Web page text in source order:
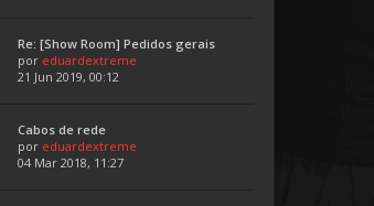
Re: [Show Room] Pedidos gerais
por eduardextreme
21 Jun 2019, 00:12
Cabos de rede
por eduardextreme
04 Mar 2018, 11:27